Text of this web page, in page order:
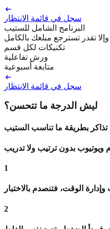
سجل في قائمة الانتظار
البرنامج الشامل للستيب
تكنيكات لكل قسم
ورش تفاعلية
متابعة أسبوعية
سجل في قائمة الانتظار
ليش الدرجة ما تتحسن؟
ويوتيوب بدون ترتيب ولا تدريب
1
الوقت، فتنصدم بالاختبار
2